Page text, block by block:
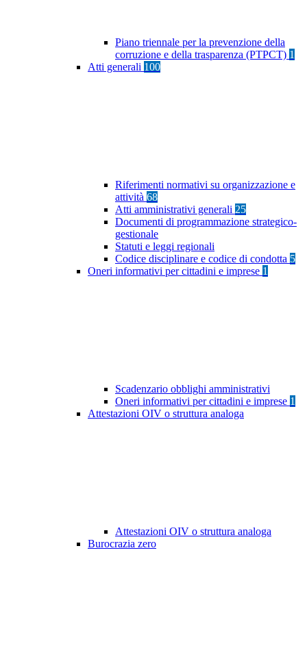
Piano triennale per la prevenzione della
corruzione e della trasparenza (PTPCT) 1
Atti generali 100
Riferimenti normativi su organizzazione e
attività 68
Atti amministrativi generali 25
Documenti di programmazione strategico-
gestionale
Statuti e leggi regionali
Codice disciplinare e codice di condotta 5
Oneri informativi per cittadini e imprese 1
Scadenzario obblighi amministrativi
Oneri informativi per cittadini e imprese 1
Attestazioni OIV o struttura analoga
Attestazioni OIV o struttura analoga
Burocrazia zero